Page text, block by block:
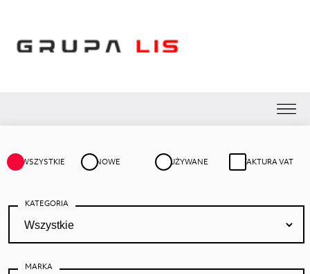
WSZYSTKIE NOWE UŻYWANE FAKTURA VAT
KATEGORIA
MARKA